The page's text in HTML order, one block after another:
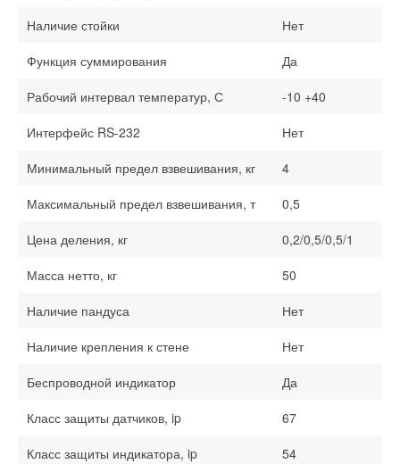
Наличие стойки
Нет
Функция суммирования
Да
Рабочий интервал температур, С
-10 +40
Интерфейс RS-232
Нет
Минимальный предел взвешивания, кг
4
Максимальный предел взвешивания, т
0,5
Цена деления, кг
0,2/0,5/0,5/1
Масса нетто, кг
50
Наличие пандуса
Нет
Наличие крепления к стене
Нет
Беспроводной индикатор
Да
Класс защиты датчиков, ip
67
Класс защиты индикатора, ip
54